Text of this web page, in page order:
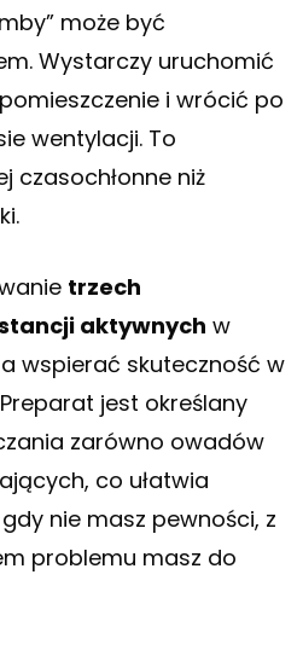
może być
Wystarczy uruchomić
i wrócić po
wentylacji. To
czasochłonne niż
trzech
aktywnych w
wspierać skuteczność w
jest określany
zarówno owadów
co ułatwia
nie masz pewności, z
problemu masz do